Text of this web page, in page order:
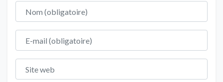
Nom
E-mail
Site web